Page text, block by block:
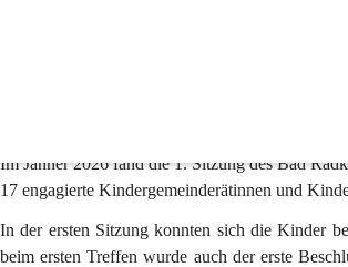
Im Jänner 2026 fand die 1. Sitzung des Bad
17 engagierte Kindergemeinderätinnen und
In der ersten Sitzung konnten sich die Kinder
beim ersten Treffen wurde auch der erste